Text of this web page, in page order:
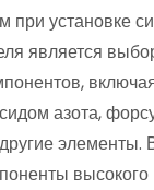
установке
является
азота,
элементы.
высокого